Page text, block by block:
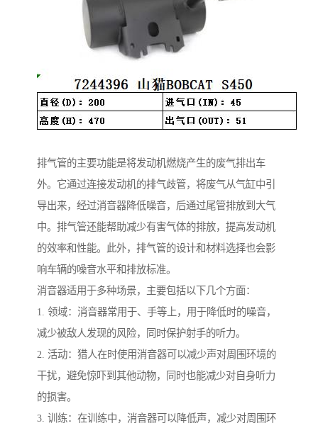
排气管的主要功能是将发动机燃烧产生的废气排出车
外。它通过连接发动机的排气歧管，将废气从气缸中引
导出来，经过消音器降低噪音，后通过尾管排放到大气
中。排气管还能帮助减少有害气体的排放，提高发动机
的效率和性能。此外，排气管的设计和材料选择也会影
响车辆的噪音水平和排放标准。
消音器适用于多种场景，主要包括以下几个方面：
1. 领域：消音器常用于、手等上，用于降低时的噪音，
减少被敌人发现的风险，同时保护射手的听力。
2. 活动：猎人在时使用消音器可以减少声对周围环境的
干扰，避免惊吓到其他动物，同时也能减少对自身听力
的损害。
3. 训练：在训练中，消音器可以降低声，减少对周围环